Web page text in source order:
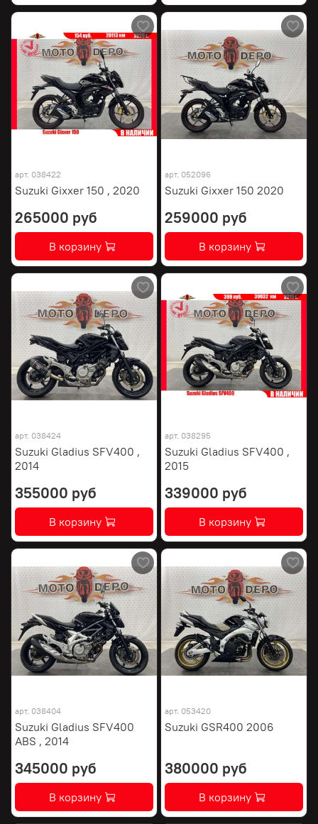
арт. 038422
Suzuki Gixxer 150 , 2020
265000 руб
В корзину
арт. 052096
Suzuki Gixxer 150 2020
259000 руб
В корзину
арт. 038424
Suzuki Gladius SFV400 ,
2014
355000 руб
В корзину
арт. 038295
Suzuki Gladius SFV400 ,
2015
339000 руб
В корзину
арт. 038404
Suzuki Gladius SFV400
ABS , 2014
345000 руб
В корзину
арт. 053420
Suzuki GSR400 2006
380000 руб
В корзину